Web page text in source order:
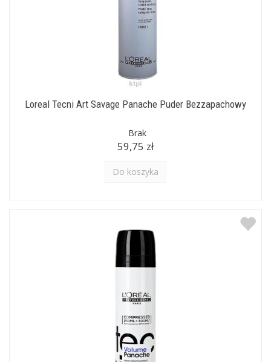
Loreal Tecni Art Savage Panache Puder Bezzapachowy
Brak
59,75 zł
Do koszyka